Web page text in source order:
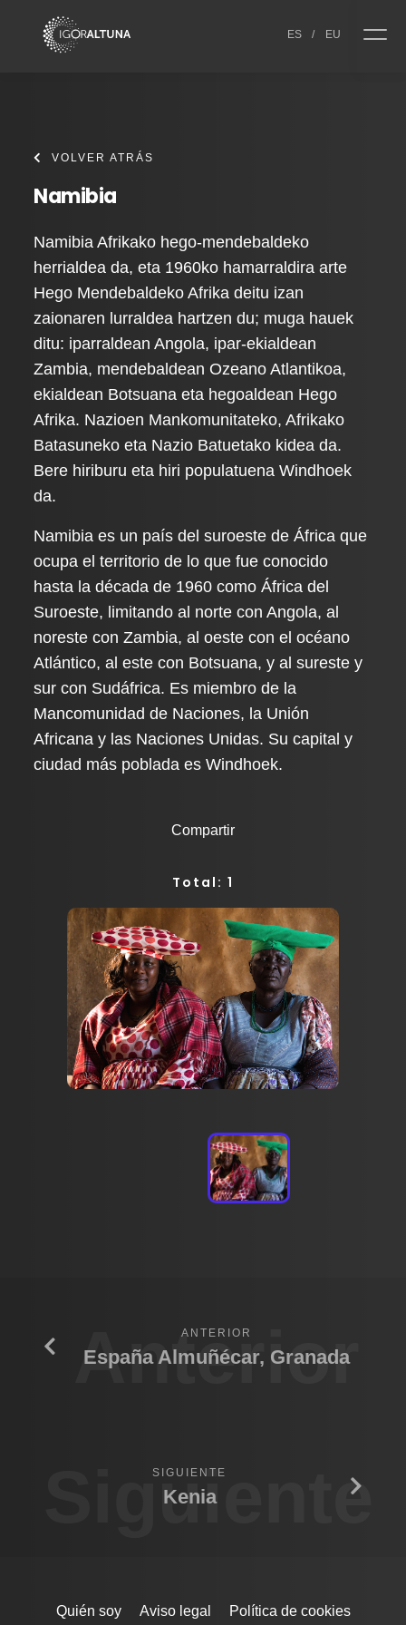
ES / EU
VOLVER ATRÁS
Namibia
Namibia Afrikako hego-mendebaldeko
herrialdea da, eta 1960ko hamarraldira arte
Hego Mendebaldeko Afrika deitu izan
zaionaren lurraldea hartzen du; muga hauek
ditu: iparraldean Angola, ipar-ekialdean
Zambia, mendebaldean Ozeano Atlantikoa,
ekialdean Botsuana eta hegoaldean Hego
Afrika. Nazioen Mankomunitateko, Afrikako
Batasuneko eta Nazio Batuetako kidea da.
Bere hiriburu eta hiri populatuena Windhoek
da.
Namibia es un país del suroeste de África que
ocupa el territorio de lo que fue conocido
hasta la década de 1960 como África del
Suroeste, limitando al norte con Angola, al
noreste con Zambia, al oeste con el océano
Atlántico, al este con Botsuana, y al sureste y
sur con Sudáfrica. Es miembro de la
Mancomunidad de Naciones, la Unión
Africana y las Naciones Unidas. Su capital y
ciudad más poblada es Windhoek.
Compartir
Total: 1
Anterior
ANTERIOR
España Almuñécar, Granada
Siguiente
SIGUIENTE
Kenia
Quién soy Aviso legal Política de cookies